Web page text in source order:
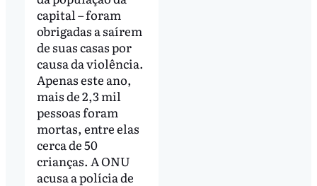
capital – foram
obrigadas a saírem
de suas casas por
causa da violência.
Apenas este ano,
mais de 2,3 mil
pessoas foram
mortas, entre elas
cerca de 50
crianças. A ONU
acusa a polícia de